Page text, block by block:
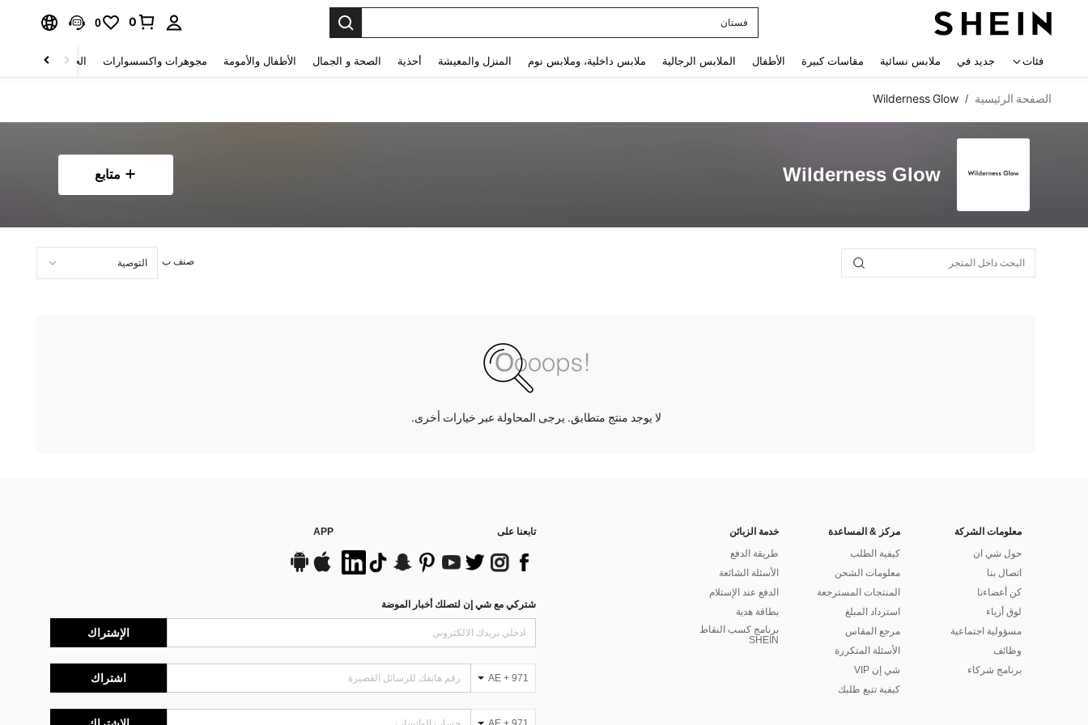
فستان
0
0
فئات جديد في ملابس نسائية مقاسات كبيرة الأطفال الملابس الرجالية ملابس داخلية، وملابس نوم المنزل والمعيشة أحذية الصحة و الجمال الأطفال والأمومة مجوهرات واكسسوارات الحقائب والأمتعة
الصفحة الرئيسية /
Wilderness Glow
Wilderness Glow متابع
صنف ب
لا يوجد منتج متطابق. يرجى المحاولة عبر خيارات أخرى.
معلومات الشركة
حول شي ان
اتصال بنا
كن أعضاءنا
لوق أزياء
مسؤولية اجتماعية
وظائف
برنامج شركاء
مركز & المساعدة
كيفية الطلب
معلومات الشحن
المنتجات المسترجعة
استرداد المبلغ
مرجع المقاس
الأسئلة المتكررة
شي إن VIP
كيفية تتبع طلبك
خدمة الزبائن
طريقة الدفع
الأسئلة الشائعة
الدفع عند الإستلام
بطاقة هدية
برنامج كسب النقاط
SHEIN
تابعنا على APP
شتركي مع شي إن لتصلك أخبار الموضة
الإشتراك
AE + 971 اشتراك